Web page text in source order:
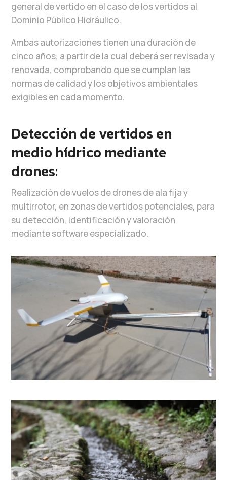
general de vertido en el caso de los vertidos al
Dominio Público Hidráulico.
Ambas autorizaciones tienen una duración de
cinco años, a partir de la cual deberá ser revisada y
renovada, comprobando que se cumplan las
normas de calidad y los objetivos ambientales
exigibles en cada momento.
Detección de vertidos en
medio hídrico mediante
drones:
Realización de vuelos de drones de ala fija y
multirrotor, en zonas de vertidos potenciales, para
su detección, identificación y valoración
mediante software especializado.